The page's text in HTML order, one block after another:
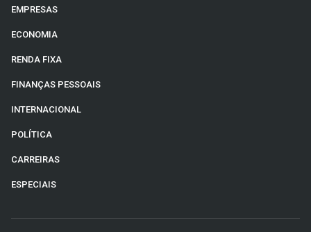
EMPRESAS
ECONOMIA
RENDA FIXA
FINANÇAS PESSOAIS
INTERNACIONAL
POLÍTICA
CARREIRAS
ESPECIAIS